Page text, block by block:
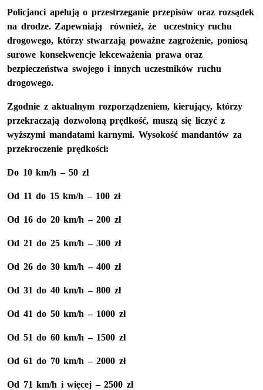
Policjanci apelują o przestrzeganie przepisów oraz rozsądek
na drodze. Zapewniają również, że uczestnicy ruchu
drogowego, którzy stwarzają poważne zagrożenie, poniosą
surowe konsekwencje lekceważenia prawa oraz
bezpieczeństwa swojego i innych uczestników ruchu
drogowego.
Zgodnie z aktualnym rozporządzeniem, kierujący, którzy
przekraczają dozwoloną prędkość, muszą się liczyć z
wyższymi mandatami karnymi. Wysokość mandantów za
przekroczenie prędkości:
Do 10 km/h – 50 zł
Od 11 do 15 km/h – 100 zł
Od 16 do 20 km/h – 200 zł
Od 21 do 25 km/h – 300 zł
Od 26 do 30 km/h – 400 zł
Od 31 do 40 km/h – 800 zł
Od 41 do 50 km/h – 1000 zł
Od 51 do 60 km/h – 1500 zł
Od 61 do 70 km/h – 2000 zł
Od 71 km/h i więcej – 2500 zł